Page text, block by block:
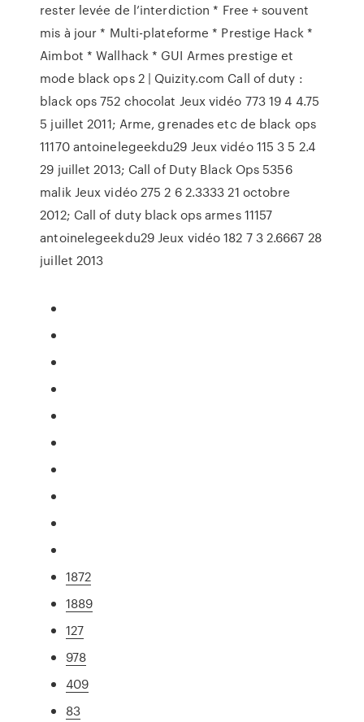
rester levée de l’interdiction * Free + souvent
mis à jour * Multi-plateforme * Prestige Hack *
Aimbot * Wallhack * GUI Armes prestige et
mode black ops 2 | Quizity.com Call of duty :
black ops 752 chocolat Jeux vidéo 773 19 4 4.75
5 juillet 2011; Arme, grenades etc de black ops
11170 antoinelegeekdu29 Jeux vidéo 115 3 5 2.4
29 juillet 2013; Call of Duty Black Ops 5356
malik Jeux vidéo 275 2 6 2.3333 21 octobre
2012; Call of duty black ops armes 11157
antoinelegeekdu29 Jeux vidéo 182 7 3 2.6667 28
juillet 2013
1872
1889
127
978
409
83